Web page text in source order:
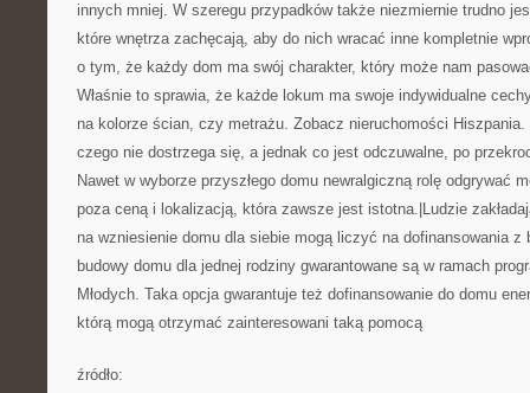
innych mniej. W szeregu przypadków także niezmiernie trudno
które wnętrza zachęcają, aby do nich wracać inne kompletnie
o tym, że każdy dom ma swój charakter, który może nam
Właśnie to sprawia, że każde lokum ma swoje indywidualne
na kolorze ścian, czy metrażu. Zobacz nieruchomości
czego nie dostrzega się, a jednak co jest odczuwalne, po
Nawet w wyborze przyszłego domu newralgiczną rolę odgrywać
poza ceną i lokalizacją, która zawsze jest istotna.|Ludzie
na wzniesienie domu dla siebie mogą liczyć na dofinansowania z
budowy domu dla jednej rodziny gwarantowane są w ramach
Młodych. Taka opcja gwarantuje też dofinansowanie do domu
którą mogą otrzymać zainteresowani taką pomocą
źródło: